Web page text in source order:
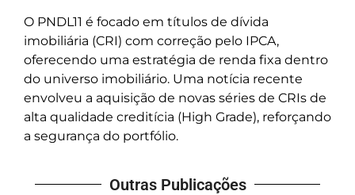
O PNDL11 é focado em títulos de dívida
imobiliária (CRI) com correção pelo IPCA,
oferecendo uma estratégia de renda fixa dentro
do universo imobiliário. Uma notícia recente
envolveu a aquisição de novas séries de CRIs de
alta qualidade creditícia (High Grade), reforçando
a segurança do portfólio.
Outras Publicações